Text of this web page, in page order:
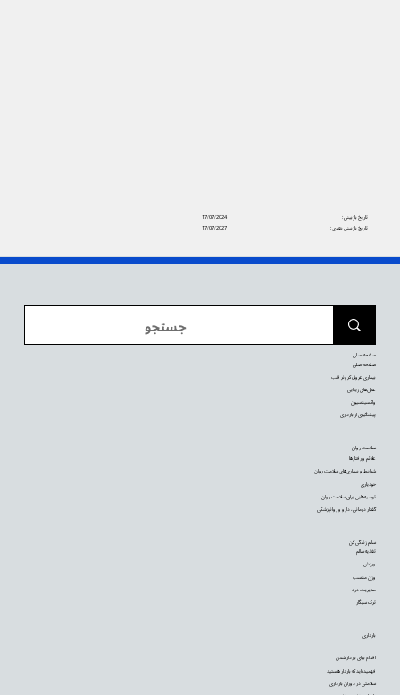
17/07/2024
تاریخ بازبینی:
17/07/2027
تاریخ بازبینی بعدی:
بارداری
اقدام برای باردار شدن
فهمیده‌اید که باردار هستید
سلامتی در دوران بارداری
سالم زندگی کن
تغذیه سالم
ورزش
وزن مناسب
مدیریت درد
ترک سیگار
سلامت روان
علائم و رفتارها
شرایط و بیماری‌های سلامت روان
خودیاری
توصیه‌‌هایی برای سلامت روان
گفتار درمانی، دارو و روانپزشکی
صفحه اصلی
صفحه اصلی
بیماری عروق کرونر قلب
عمل‌های زیبایی
واکسیناسیون
پیشگیری از بارداری